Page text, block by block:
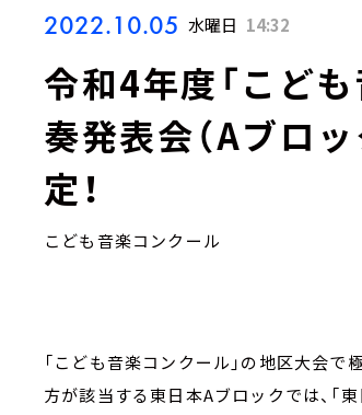
2022.10.05 水曜日 14:32
令和4年度「こど
奏発表会（Aブロ
定！
こども音楽コンクール
「こども音楽コンクール」の地区大会
方が該当する東日本Aブロックでは、「